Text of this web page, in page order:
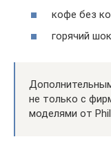
кофе без
горячий
не только с
моделями от